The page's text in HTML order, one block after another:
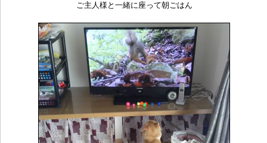
ご主人様と一緒に座って朝ごはん